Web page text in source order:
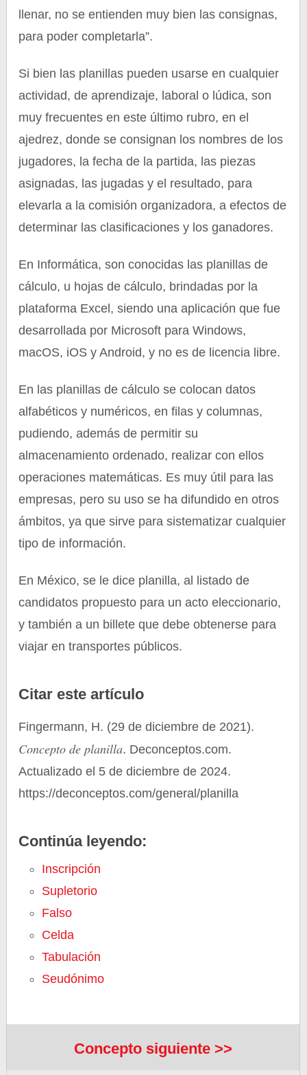
llenar, no se entienden muy bien las consignas,
para poder completarla”.
Si bien las planillas pueden usarse en cualquier
actividad, de aprendizaje, laboral o lúdica, son
muy frecuentes en este último rubro, en el
ajedrez, donde se consignan los nombres de los
jugadores, la fecha de la partida, las piezas
asignadas, las jugadas y el resultado, para
elevarla a la comisión organizadora, a efectos de
determinar las clasificaciones y los ganadores.
En Informática, son conocidas las planillas de
cálculo, u hojas de cálculo, brindadas por la
plataforma Excel, siendo una aplicación que fue
desarrollada por Microsoft para Windows,
macOS, iOS y Android, y no es de licencia libre.
En las planillas de cálculo se colocan datos
alfabéticos y numéricos, en filas y columnas,
pudiendo, además de permitir su
almacenamiento ordenado, realizar con ellos
operaciones matemáticas. Es muy útil para las
empresas, pero su uso se ha difundido en otros
ámbitos, ya que sirve para sistematizar cualquier
tipo de información.
En México, se le dice planilla, al listado de
candidatos propuesto para un acto eleccionario,
y también a un billete que debe obtenerse para
viajar en transportes públicos.
Citar este artículo
Fingermann, H. (29 de diciembre de 2021).
Concepto de planilla. Deconceptos.com.
Actualizado el 5 de diciembre de 2024.
https://deconceptos.com/general/planilla
Continúa leyendo:
Inscripción
Supletorio
Falso
Celda
Tabulación
Seudónimo
Concepto siguiente >>